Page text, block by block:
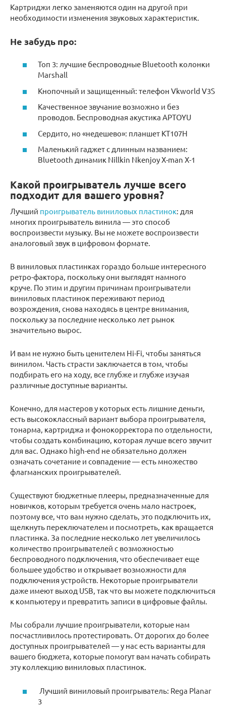
Картриджи легко заменяются один на другой при
необходимости изменения звуковых характеристик.
Не забудь про:
Топ 3: лучшие беспроводные Bluetooth колонки
Marshall
Кнопочный и защищенный: телефон Vkworld V3S
Качественное звучание возможно и без
проводов. Беспроводная акустика APTOYU
Сердито, но «недешево»: планшет КТ107Н
Маленький гаджет с длинным названием:
Bluetooth динамик Nillkin Nkenjoy X-man X-1
Какой проигрыватель лучше всего
подходит для вашего уровня?
Лучший проигрыватель виниловых пластинок: для
многих проигрыватель винила — это способ
воспроизвести музыку. Вы не можете воспроизвести
аналоговый звук в цифровом формате.
В виниловых пластинках гораздо больше интересного
ретро-фактора, поскольку они выглядят намного
круче. По этим и другим причинам проигрыватели
виниловых пластинок переживают период
возрождения, снова находясь в центре внимания,
поскольку за последние несколько лет рынок
значительно вырос.
И вам не нужно быть ценителем Hi-Fi, чтобы заняться
винилом. Часть страсти заключается в том, чтобы
подбирать его на ходу, все глубже и глубже изучая
различные доступные варианты.
Конечно, для мастеров у которых есть лишние деньги,
есть высококлассный вариант выбора проигрывателя,
тонарма, картриджа и фонокорректора по отдельности,
чтобы создать комбинацию, которая лучше всего звучит
для вас. Однако high-end не обязательно должен
означать сочетание и совпадение — есть множество
флагманских проигрывателей.
Существуют бюджетные плееры, предназначенные для
новичков, которым требуется очень мало настроек,
поэтому все, что вам нужно сделать, это подключить их,
щелкнуть переключателем и посмотреть, как вращается
пластинка. За последние несколько лет увеличилось
количество проигрывателей с возможностью
беспроводного подключения, что обеспечивает еще
большее удобство и открывает возможности для
подключения устройств. Некоторые проигрыватели
даже имеют выход USB, так что вы можете подключиться
к компьютеру и превратить записи в цифровые файлы.
Мы собрали лучшие проигрыватели, которые нам
посчастливилось протестировать. От дорогих до более
доступных проигрывателей — у нас есть варианты для
вашего бюджета, которые помогут вам начать собирать
эту коллекцию виниловых пластинок.
Лучший виниловый проигрыватель: Rega Planar
3